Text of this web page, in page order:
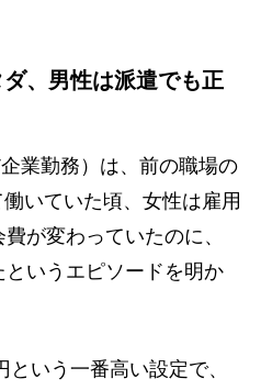
、男性は派遣でも正
業勤務）は、前の職場の
いていた頃、女性は雇用
が変わっていたのに、
いうエピソードを明か
という一番高い設定で、